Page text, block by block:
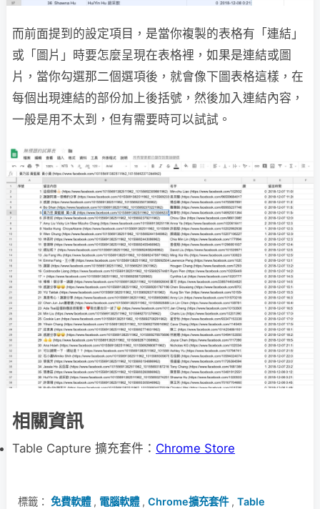
而前面提到的設定項目，是當你複製的表格有「連結」
或「圖片」時要怎麼呈現在表格裡，如果是連結或圖
片，當你勾選那二個選項後，就會像下圖表格這樣，在
每個出現連結的部份加上後括號，然後加入連結內容，
一般是用不太到，但有需要時可以試試。
相關資訊
Table Capture 擴充套件： Chrome Store
標籤： 免費軟體, 電腦軟體, Chrome擴充套件, Table